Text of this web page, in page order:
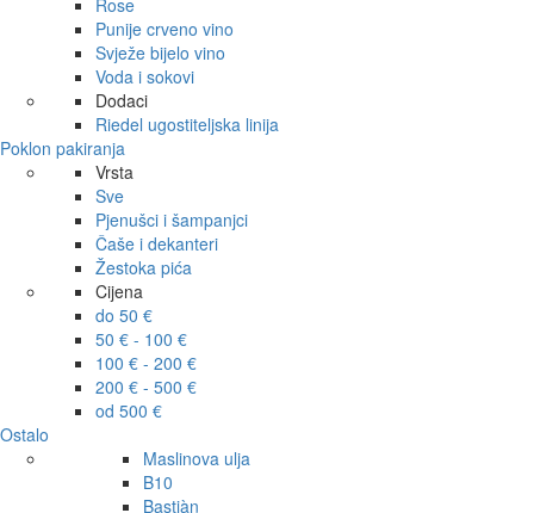
Rose
Punije crveno vino
Svježe bijelo vino
Voda i sokovi
Dodaci
Riedel ugostiteljska linija
Poklon pakiranja
Vrsta
Sve
Pjenušci i šampanjci
Čaše i dekanteri
Žestoka pića
Cijena
do 50 €
50 € - 100 €
100 € - 200 €
200 € - 500 €
od 500 €
Ostalo
Maslinova ulja
B10
Bastiàn